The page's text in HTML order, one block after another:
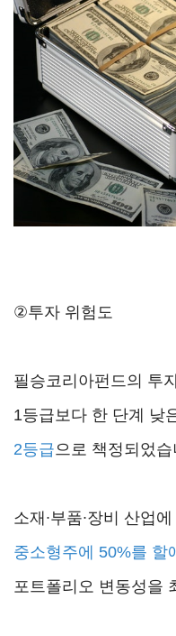
②투자 위험도
필승코리아펀드의 투
1등급보다 한 단계 낮
2등급 으로 책정되었습
소재∙부품∙장비 산업
중소형주에 50%를 할
포트폴리오 변동성을